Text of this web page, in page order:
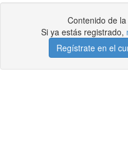
Contenido de
Si ya estás registrado,
Regístrate en el